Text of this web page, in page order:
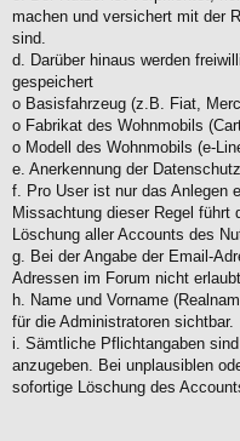
machen und versichert mit der
sind.
d. Darüber hinaus werden
gespeichert
o Basisfahrzeug (z.B. Fiat,
o Fabrikat des Wohnmobils
o Modell des Wohnmobils (e-
e. Anerkennung der
f. Pro User ist nur das Anlegen
Missachtung dieser Regel führt
Löschung aller Accounts des
g. Bei der Angabe der Email-
Adressen im Forum nicht erlaubt.
h. Name und Vorname
für die Administratoren sichtbar.
i. Sämtliche Pflichtangaben
anzugeben. Bei unplausiblen
sofortige Löschung des